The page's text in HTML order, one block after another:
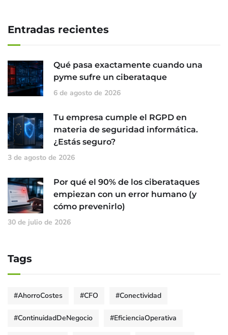
Entradas recientes
Qué pasa exactamente cuando una
pyme sufre un ciberataque
6 de agosto de 2026
Tu empresa cumple el RGPD en
materia de seguridad informática.
¿Estás seguro?
3 de agosto de 2026
Por qué el 90% de los ciberataques
empiezan con un error humano (y
cómo prevenirlo)
30 de julio de 2026
Tags
#AhorroCostes #CFO #Conectividad
#ContinuidadDeNegocio #EficienciaOperativa